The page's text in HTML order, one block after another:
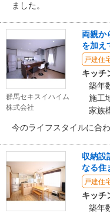
ました。
群馬セキスイハイム
株式会社
両親か
を加え
戸建住
キッチ
築年
施工
家族
今のライフスタイルに合
収納設
なる住
戸建住
キッチ
築年